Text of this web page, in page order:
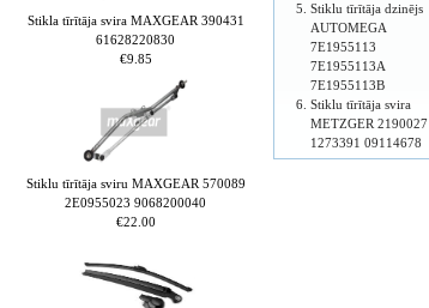
Stikla tīrītāja svira MAXGEAR 390431
61628220830
€9.85
Stiklu tīrītāja sviru MAXGEAR 570089
2E0955023 9068200040
€22.00
Stiklu tīrītāja dzinējs
AUTOMEGA
7E1955113
7E1955113A
7E1955113B
Stiklu tīrītāja svira
METZGER 2190027
1273391 09114678